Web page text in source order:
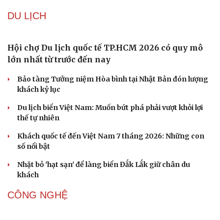
giao tranh với Iran
an ninh cho đối tượng 1
giá trị cần gìn giữ
Đắk Lắk yêu cầu chuyển hóa giá trị văn hóa thành động
lực tăng trưởng
Đoàn học sinh Việt Nam xuất sắc giành 8 HCV tại cuộc
thi Lễ hội Âm nhạc quốc tế
Hoa sữa